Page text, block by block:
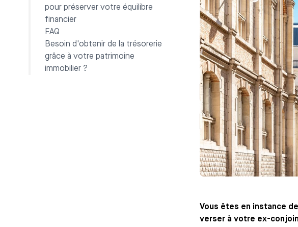
pour préserver votre équilibre
financier
FAQ
Besoin d'obtenir de la trésorerie
grâce à votre patrimoine
immobilier ?
Vous êtes en instance
verser à votre ex-